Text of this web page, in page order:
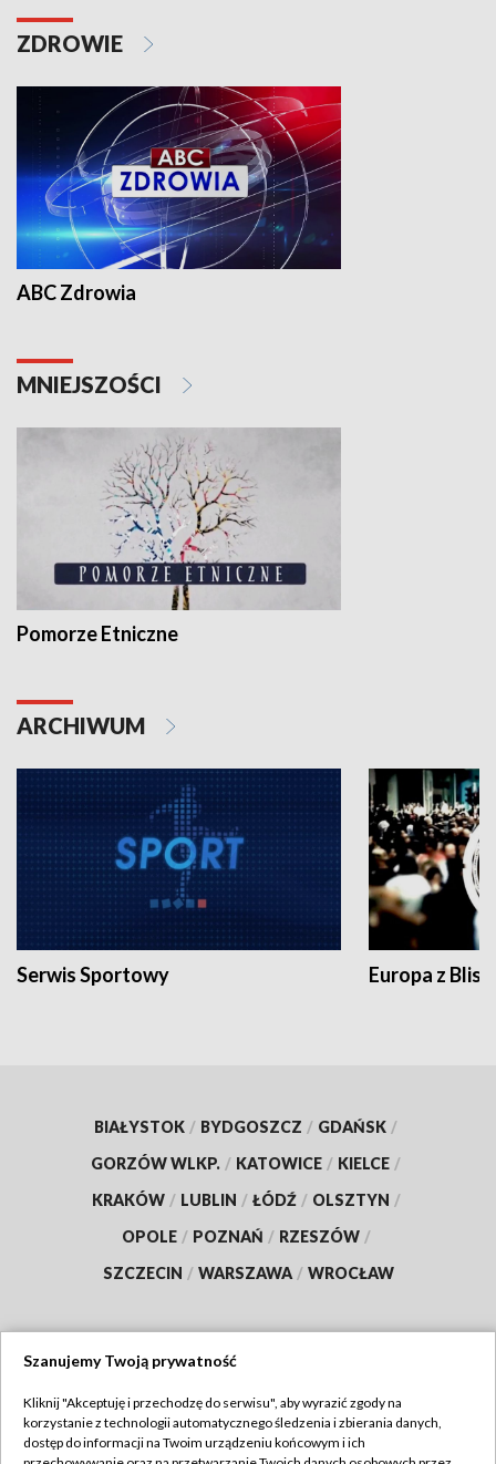
ZDROWIE
ABC Zdrowia
MNIEJSZOŚCI
Pomorze Etniczne
ARCHIWUM
Serwis Sportowy Europa z
BIAŁYSTOK / BYDGOSZCZ / GDAŃSK /
GORZÓW WLKP. / KATOWICE / KIELCE /
KRAKÓW / LUBLIN / ŁÓDŹ / OLSZTYN /
OPOLE / POZNAŃ / RZESZÓW /
SZCZECIN / WARSZAWA / WROCŁAW
TVP
Szanujemy Twoją prywatność
Kliknij "Akceptuję i przechodzę do serwisu", aby wyrazić zgody na
korzystanie z technologii automatycznego śledzenia i zbierania danych,
dostęp do informacji na Twoim urządzeniu końcowym i ich